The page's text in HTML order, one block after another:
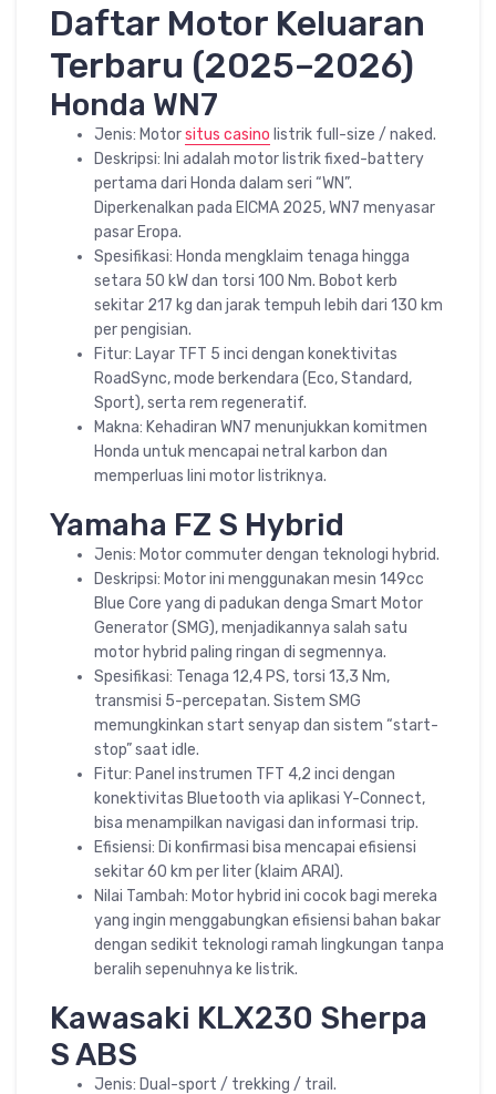
Daftar Motor Keluaran
Terbaru (2025–2026)
Honda WN7
Jenis: Motorsitus casino listrik full-size / naked.
Deskripsi: Ini adalah motor listrik fixed-battery
pertama dari Honda dalam seri “WN”.
Diperkenalkan pada EICMA 2025, WN7 menyasar
pasar Eropa.
Spesifikasi: Honda mengklaim tenaga hingga
setara 50 kW dan torsi 100 Nm. Bobot kerb
sekitar 217 kg dan jarak tempuh lebih dari 130 km
per pengisian.
Fitur: Layar TFT 5 inci dengan konektivitas
RoadSync, mode berkendara (Eco, Standard,
Sport), serta rem regeneratif.
Makna: Kehadiran WN7 menunjukkan komitmen
Honda untuk mencapai netral karbon dan
memperluas lini motor listriknya.
Yamaha FZ S Hybrid
Jenis: Motor commuter dengan teknologi hybrid.
Deskripsi: Motor ini menggunakan mesin 149cc
Blue Core yang di padukan denga Smart Motor
Generator (SMG), menjadikannya salah satu
motor hybrid paling ringan di segmennya.
Spesifikasi: Tenaga 12,4 PS, torsi 13,3 Nm,
transmisi 5-percepatan. Sistem SMG
memungkinkan start senyap dan sistem “start-
stop” saat idle.
Fitur: Panel instrumen TFT 4,2 inci dengan
konektivitas Bluetooth via aplikasi Y-Connect,
bisa menampilkan navigasi dan informasi trip.
Efisiensi: Di konfirmasi bisa mencapai efisiensi
sekitar 60 km per liter (klaim ARAI).
Nilai Tambah: Motor hybrid ini cocok bagi mereka
yang ingin menggabungkan efisiensi bahan bakar
dengan sedikit teknologi ramah lingkungan tanpa
beralih sepenuhnya ke listrik.
Kawasaki KLX230 Sherpa
S ABS
Jenis: Dual-sport / trekking / trail.